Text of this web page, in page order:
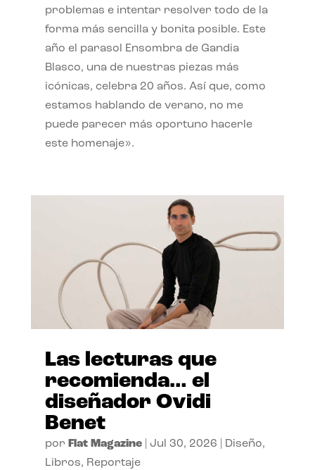
problemas e intentar resolver todo de la
forma más sencilla y bonita posible. Este
año el parasol Ensombra de Gandia
Blasco, una de nuestras piezas más
icónicas, celebra 20 años. Así que, como
estamos hablando de verano, no me
puede parecer más oportuno hacerle
este homenaje».
Las lecturas que
recomienda… el
diseñador Ovidi
Benet
por Flat Magazine| Jul 30, 2026 Diseño,
Libros, Reportaje